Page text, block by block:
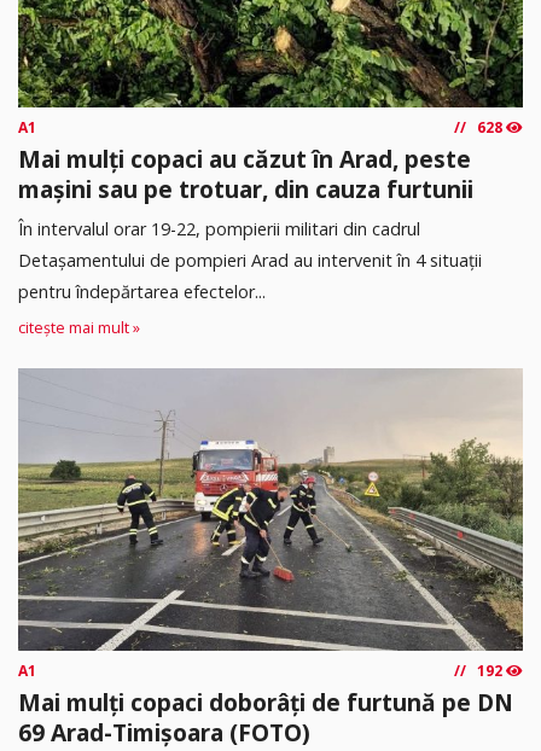
A1 628
Mai mulți copaci au căzut în Arad, peste
mașini sau pe trotuar, din cauza furtunii
În intervalul orar 19-22, pompierii militari din cadrul
Detașamentului de pompieri Arad au intervenit în 4 situații
pentru îndepărtarea efectelor...
citește mai mult »
A1 192
Mai mulți copaci doborâți de furtună pe DN
69 Arad-Timișoara (FOTO)